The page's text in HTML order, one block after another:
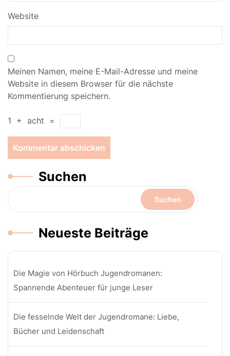
Website
Meinen Namen, meine E-Mail-Adresse und meine
Website in diesem Browser für die nächste
Kommentierung speichern.
1 + acht =
Suchen
Suchen
Neueste Beiträge
Die Magie von Hörbuch Jugendromanen:
Spannende Abenteuer für junge Leser
Die fesselnde Welt der Jugendromane: Liebe,
Bücher und Leidenschaft